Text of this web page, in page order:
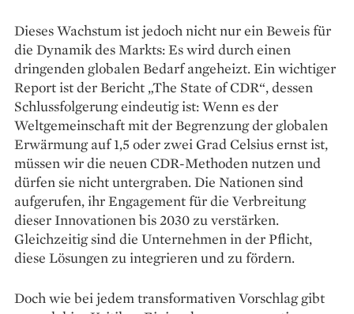
Dieses Wachstum ist jedoch nicht nur ein Beweis für
die Dynamik des Markts: Es wird durch einen
dringenden globalen Bedarf an­geheizt. Ein wichtiger
Report ist der Bericht „The State of CDR“, dessen
Schluss­folgerung ein­deutig ist: Wenn es der
Weltgemeinschaft mit der Begrenzung der globalen
Erwärmung auf 1,5 oder zwei Grad Celsius ernst ist,
müssen wir die neuen CDR-­Methoden nutzen und
dürfen sie nicht unter­graben. Die Nationen sind
aufgerufen, ihr Engagement für die Verbreitung
dieser Innova­tionen bis 2030 zu verstärken.
Gleichzeitig sind die Unternehmen in der Pflicht,
diese Lösungen zu integrieren und zu fördern.
Doch wie bei jedem transformativen Vor­schlag gibt